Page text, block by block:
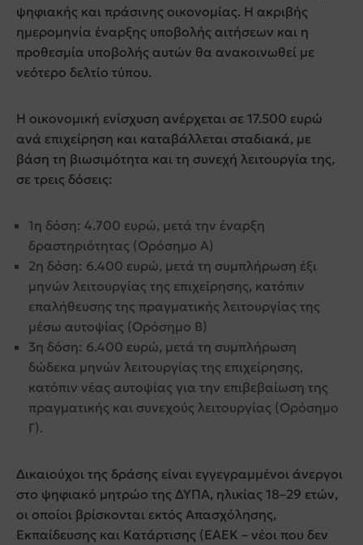
ψηφιακής και πράσινης οικονομίας. Η ακριβής
ημερομηνία έναρξης υποβολής αιτήσεων και η
προθεσμία υποβολής αυτών θα ανακοινωθεί με
νεότερο δελτίο τύπου.
Η οικονομική ενίσχυση ανέρχεται σε 17.500 ευρώ
ανά επιχείρηση και καταβάλλεται σταδιακά, με
βάση τη βιωσιμότητα και τη συνεχή λειτουργία της,
σε τρεις δόσεις:
1η δόση: 4.700 ευρώ, μετά την έναρξη
δραστηριότητας (Ορόσημο Α)
2η δόση: 6.400 ευρώ, μετά τη συμπλήρωση έξι
μηνών λειτουργίας της επιχείρησης, κατόπιν
επαλήθευσης της πραγματικής λειτουργίας της
μέσω αυτοψίας (Ορόσημο Β)
3η δόση: 6.400 ευρώ, μετά τη συμπλήρωση
δώδεκα μηνών λειτουργίας της επιχείρησης,
κατόπιν νέας αυτοψίας για την επιβεβαίωση της
πραγματικής και συνεχούς λειτουργίας (Ορόσημο
Γ).
Δικαιούχοι της δράσης είναι εγγεγραμμένοι άνεργοι
στο ψηφιακό μητρώο της ΔΥΠΑ, ηλικίας 18–29 ετών,
οι οποίοι βρίσκονται εκτός Απασχόλησης,
Εκπαίδευσης και Κατάρτισης (ΕΑΕΚ – νέοι που δεν